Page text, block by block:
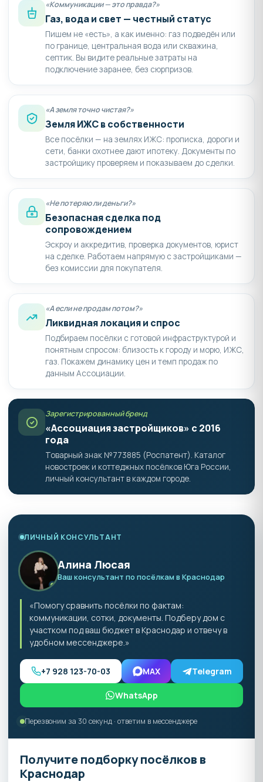
«Коммуникации — это правда?»
Газ, вода и свет — честный статус
Пишем не «есть», а как именно: газ подведён или
по границе, центральная вода или скважина,
септик. Вы видите реальные затраты на
подключение заранее, без сюрпризов.
«А земля точно чистая?»
Земля ИЖС в собственности
Все посёлки — на землях ИЖС: прописка, дороги и
сети, банки охотнее дают ипотеку. Документы по
застройщику проверяем и показываем до сделки.
«Не потеряю ли деньги?»
Безопасная сделка под
сопровождением
Эскроу и аккредитив, проверка документов, юрист
на сделке. Работаем напрямую с застройщиками —
без комиссии для покупателя.
«А если не продам потом?»
Ликвидная локация и спрос
Подбираем посёлки с готовой инфраструктурой и
понятным спросом: близость к городу и морю, ИЖС,
газ. Покажем динамику цен и темп продаж по
данным Ассоциации.
Зарегистрированный бренд
«Ассоциация застройщиков» с 2016
года
Товарный знак №773885 (Роспатент). Каталог
новостроек и коттеджных посёлков Юга России,
личный консультант в каждом городе.
ЛИЧНЫЙ КОНСУЛЬТАНТ
Алина Люсая
Ваш консультант по посёлкам в Краснодар
«Помогу сравнить посёлки по фактам:
коммуникации, сотки, документы. Подберу дом с
участком под ваш бюджет в Краснодар и отвечу в
удобном мессенджере.»
+7 928 123-70-03 MAX Telegram
WhatsApp
Перезвоним за 30 секунд · ответим в мессенджере
Получите подборку посёлков в
Краснодар